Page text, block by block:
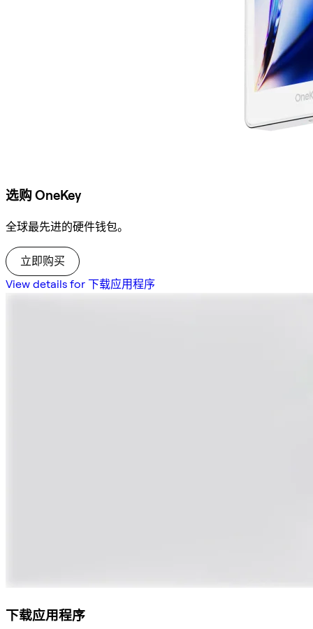
选购 OneKey
全球最先进的硬件钱包。
立即购买
View details for 下载应用程序
下载应用程序